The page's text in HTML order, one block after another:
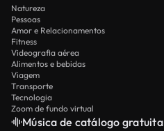
Natureza
Pessoas
Amor e Relacionamentos
Fitness
Videografia aérea
Alimentos e bebidas
Viagem
Transporte
Tecnologia
Zoom de fundo virtual
Música de catálogo gratuita